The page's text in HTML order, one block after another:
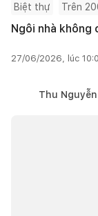
Biệt thự Trên
Ngôi nhà không
27/06/2026, lúc
Thu Nguyễn